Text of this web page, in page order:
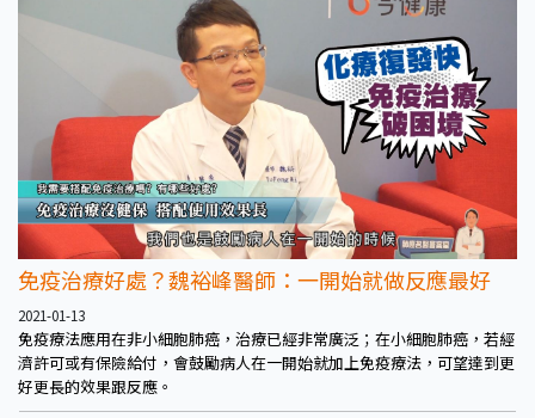
免疫治療好處？魏裕峰醫師：一開始就做反應最好
2021-01-13
免疫療法應用在非小細胞肺癌，治療已經非常廣泛；在小細胞肺癌，若經
濟許可或有保險給付，會鼓勵病人在一開始就加上免疫療法，可望達到更
好更長的效果跟反應。